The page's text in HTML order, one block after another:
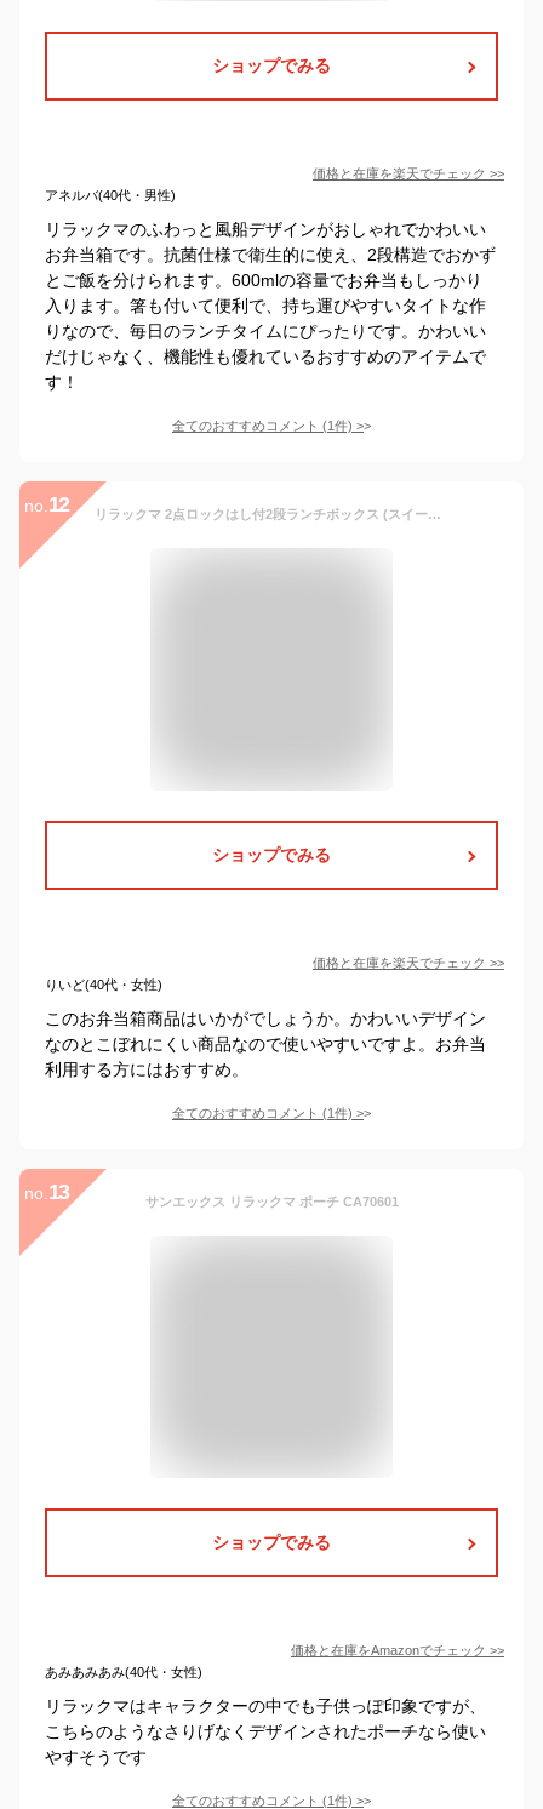
ショップでみる
価格と在庫を楽天でチェック >>
アネルバ(40代・男性)
リラックマのふわっと風船デザインがおしゃれでかわいい
お弁当箱です。抗菌仕様で衛生的に使え、2段構造でおかず
とご飯を分けられます。600mlの容量でお弁当もしっかり
入ります。箸も付いて便利で、持ち運びやすいタイトな作
りなので、毎日のランチタイムにぴったりです。かわいい
だけじゃなく、機能性も優れているおすすめのアイテムで
す！
全てのおすすめコメント (1件) >
no. 12 リラックマ 2点ロックはし付2段ランチボックス (スイーツ) 抗菌 箸付き お弁当箱 600ml KA22601
ショップでみる
価格と在庫を楽天でチェック >>
りいど(40代・女性)
このお弁当箱商品はいかがでしょうか。かわいいデザイン
なのとこぼれにくい商品なので使いやすいですよ。お弁当
利用する方にはおすすめ。
全てのおすすめコメント (1件) >
no. 13 サンエックス リラックマ ポーチ CA70601
ショップでみる
価格と在庫をAmazonでチェック >>
あみあみあみ(40代・女性)
リラックマはキャラクターの中でも子供っぽ印象ですが、
こちらのようなさりげなくデザインされたポーチなら使い
やすそうです
全てのおすすめコメント (1件) >